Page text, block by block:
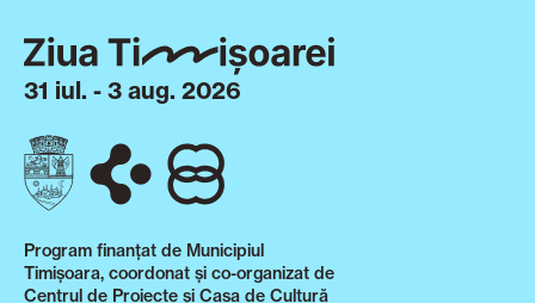
31 iul. - 3 aug. 2026
Program finanțat de Municipiul
Timișoara, coordonat și co-organizat de
Centrul de Proiecte și Casa de Cultură